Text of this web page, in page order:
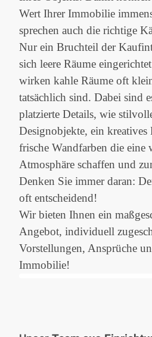
Wert Ihrer Immobilie
sprechen auch die richtige
Nur ein Bruchteil der
sich leere Räume
wirken kahle Räume oft
tatsächlich sind. Dabei sind
platzierte Details, wie
Designobjekte, ein
frische Wandfarben die eine
Atmosphäre schaffen und
Denken Sie immer daran:
oft entscheidend!
Wir bieten Ihnen ein
Angebot, individuell
Vorstellungen, Ansprüche
Immobilie!